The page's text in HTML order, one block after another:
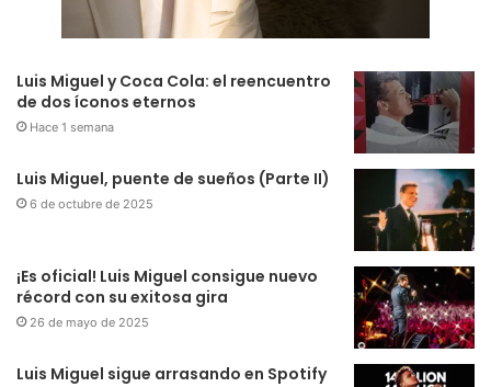
Luis Miguel y Coca Cola: el reencuentro
de dos íconos eternos
Hace 1 semana
Luis Miguel, puente de sueños (Parte II)
6 de octubre de 2025
¡Es oficial! Luis Miguel consigue nuevo
récord con su exitosa gira
26 de mayo de 2025
Luis Miguel sigue arrasando en Spotify